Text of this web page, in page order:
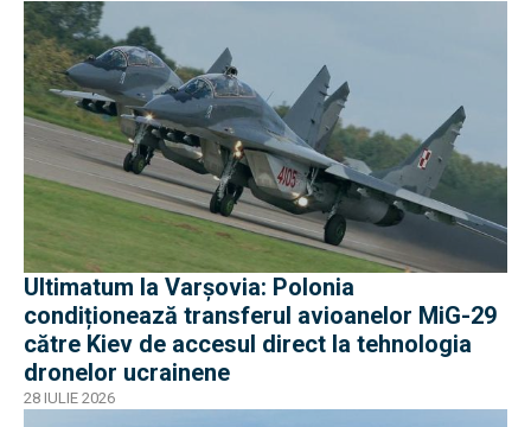
Ultimatum la Varșovia: Polonia
condiționează transferul avioanelor MiG-29
către Kiev de accesul direct la tehnologia
dronelor ucrainene
28 IULIE 2026